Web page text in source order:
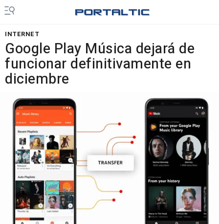
INTERNET
Google Play Música dejará de
funcionar definitivamente en
diciembre